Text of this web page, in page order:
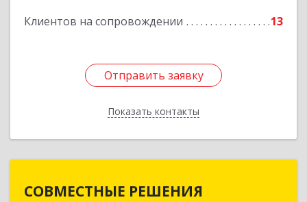
Клиентов на сопровождении 13
Отправить заявку
Показать контакты
Отправить заявку
Назад
СОВМЕСТНЫЕ РЕШЕНИЯ